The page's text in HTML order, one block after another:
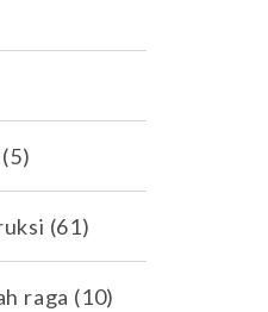
(5)
(61)
raga (10)